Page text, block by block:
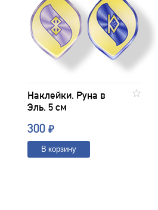
Наклейки. Руна в
Эль. 5 см
300 ₽
В корзину